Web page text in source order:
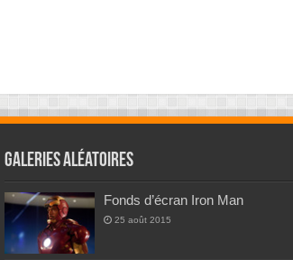
Galeries Aléatoires
Fonds d’écran Iron Man
25 août 2015